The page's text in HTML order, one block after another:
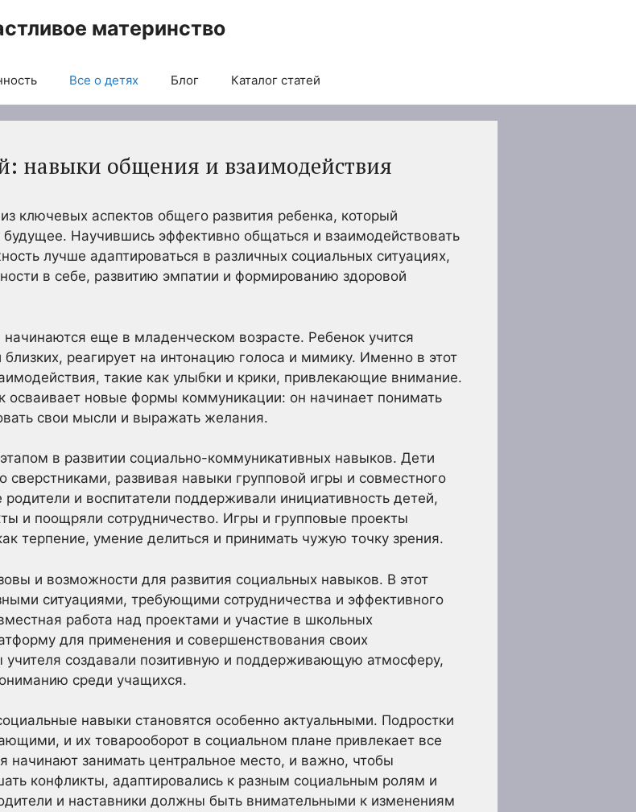
материнство
Все о детях Блог Каталог статей
навыки общения и взаимодействия
ключевых аспектов общего развития ребенка, который
будущее. Научившись эффективно общаться и взаимодействовать
лучше адаптироваться в различных социальных ситуациях,
в себе, развитию эмпатии и формированию здоровой
еще в младенческом возрасте. Ребенок учится
реагирует на интонацию голоса и мимику. Именно в этот
такие как улыбки и крики, привлекающие внимание.
осваивает новые формы коммуникации: он начинает понимать
свои мысли и выражать желания.
в развитии социально-коммуникативных навыков. Дети
сверстниками, развивая навыки групповой игры и совместного
и воспитатели поддерживали инициативность детей,
и поощряли сотрудничество. Игры и групповые проекты
терпение, умение делиться и принимать чужую точку зрения.
и возможности для развития социальных навыков. В этот
ситуациями, требующими сотрудничества и эффективного
работа над проектами и участие в школьных
для применения и совершенствования своих
создавали позитивную и поддерживающую атмосферу,
среди учащихся.
навыки становятся особенно актуальными. Подростки
и их товарооборот в социальном плане привлекает все
занимать центральное место, и важно, чтобы
конфликты, адаптировались к разным социальным ролям и
и наставники должны быть внимательными к изменениям